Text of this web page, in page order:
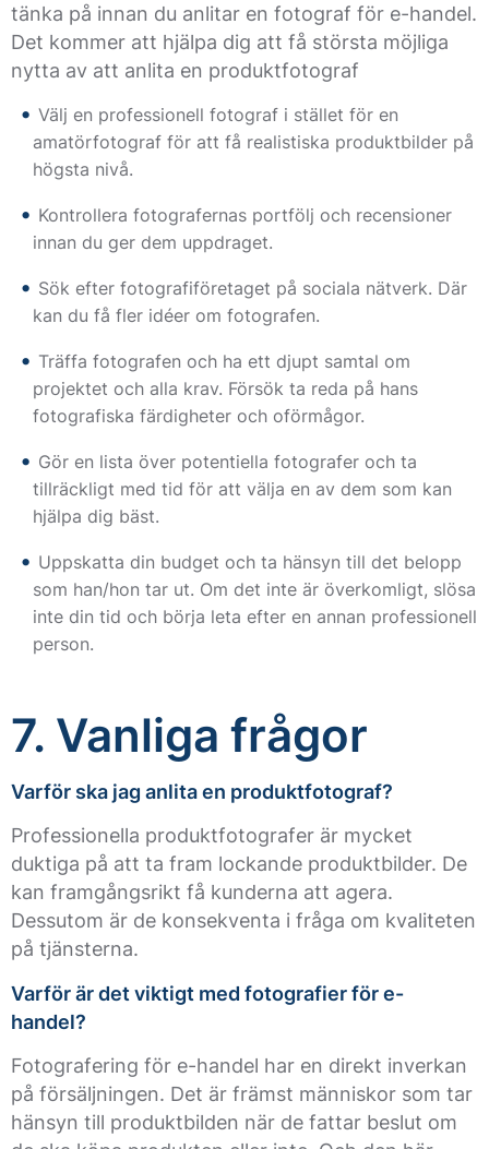
tänka på innan du anlitar en fotograf för e-handel.
Det kommer att hjälpa dig att få största möjliga
nytta av att anlita en produktfotograf
Välj en professionell fotograf i stället för en
amatörfotograf för att få realistiska produktbilder på
högsta nivå.
Kontrollera fotografernas portfölj och recensioner
innan du ger dem uppdraget.
Sök efter fotografiföretaget på sociala nätverk. Där
kan du få fler idéer om fotografen.
Träffa fotografen och ha ett djupt samtal om
projektet och alla krav. Försök ta reda på hans
fotografiska färdigheter och oförmågor.
Gör en lista över potentiella fotografer och ta
tillräckligt med tid för att välja en av dem som kan
hjälpa dig bäst.
Uppskatta din budget och ta hänsyn till det belopp
som han/hon tar ut. Om det inte är överkomligt, slösa
inte din tid och börja leta efter en annan professionell
person.
7. Vanliga frågor
Varför ska jag anlita en produktfotograf?
Professionella produktfotografer är mycket
duktiga på att ta fram lockande produktbilder. De
kan framgångsrikt få kunderna att agera.
Dessutom är de konsekventa i fråga om kvaliteten
på tjänsterna.
Varför är det viktigt med fotografier för e-
handel?
Fotografering för e-handel har en direkt inverkan
på försäljningen. Det är främst människor som tar
hänsyn till produktbilden när de fattar beslut om